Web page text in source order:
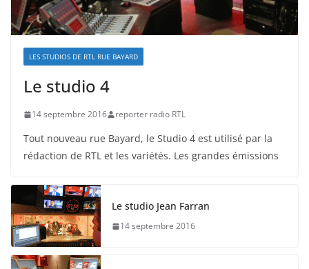
LES STUDIOS DE RTL RUE BAYARD
Le studio 4
14 septembre 2016 reporter radio RTL
Tout nouveau rue Bayard, le Studio 4 est utilisé par la
rédaction de RTL et les variétés. Les grandes émissions
Le studio Jean Farran
14 septembre 2016